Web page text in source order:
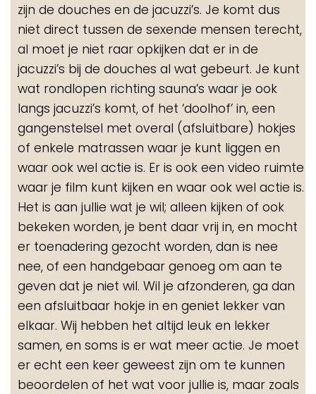
zijn de douches en de jacuzzi’s. Je komt dus
niet direct tussen de sexende mensen terecht,
al moet je niet raar opkijken dat er in de
jacuzzi’s bij de douches al wat gebeurt. Je kunt
wat rondlopen richting sauna’s waar je ook
langs jacuzzi’s komt, of het ‘doolhof’ in, een
gangenstelsel met overal (afsluitbare) hokjes
of enkele matrassen waar je kunt liggen en
waar ook wel actie is. Er is ook een video ruimte
waar je film kunt kijken en waar ook wel actie is.
Het is aan jullie wat je wil; alleen kijken of ook
bekeken worden, je bent daar vrij in, en mocht
er toenadering gezocht worden, dan is nee
nee, of een handgebaar genoeg om aan te
geven dat je niet wil. Wil je afzonderen, ga dan
een afsluitbaar hokje in en geniet lekker van
elkaar. Wij hebben het altijd leuk en lekker
samen, en soms is er wat meer actie. Je moet
er echt een keer geweest zijn om te kunnen
beoordelen of het wat voor jullie is, maar zoals